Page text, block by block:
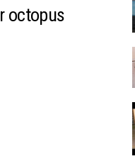
octopus